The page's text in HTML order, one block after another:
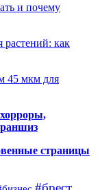
и почему
растений: как
45 мкм для
страницы